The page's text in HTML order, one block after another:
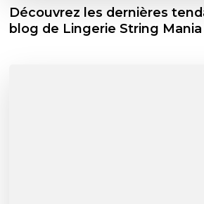
Découvrez les dernières
blog de Lingerie String Mania